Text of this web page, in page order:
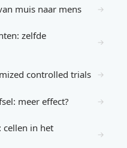
muis naar mens →
zelfde
→
controlled trials →
meer effect? →
cellen in het
→